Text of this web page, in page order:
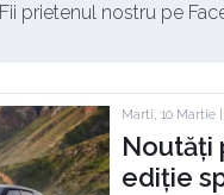
Fii prietenul nostru pe
Marti, 10 Martie |
Noutăți
ediție